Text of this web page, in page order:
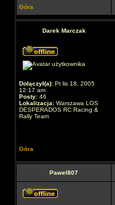
Góra
Darek Marczak
Dołączył(a): Pt lis 18, 2005
12:17 am
Posty: 46
Lokalizacja: Warszawa LOS
DESPERADOS RC Racing &
Rally Team
Góra
Pawel807